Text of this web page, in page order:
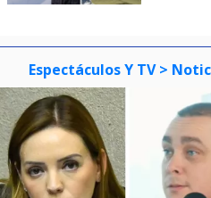
Espectáculos Y TV >